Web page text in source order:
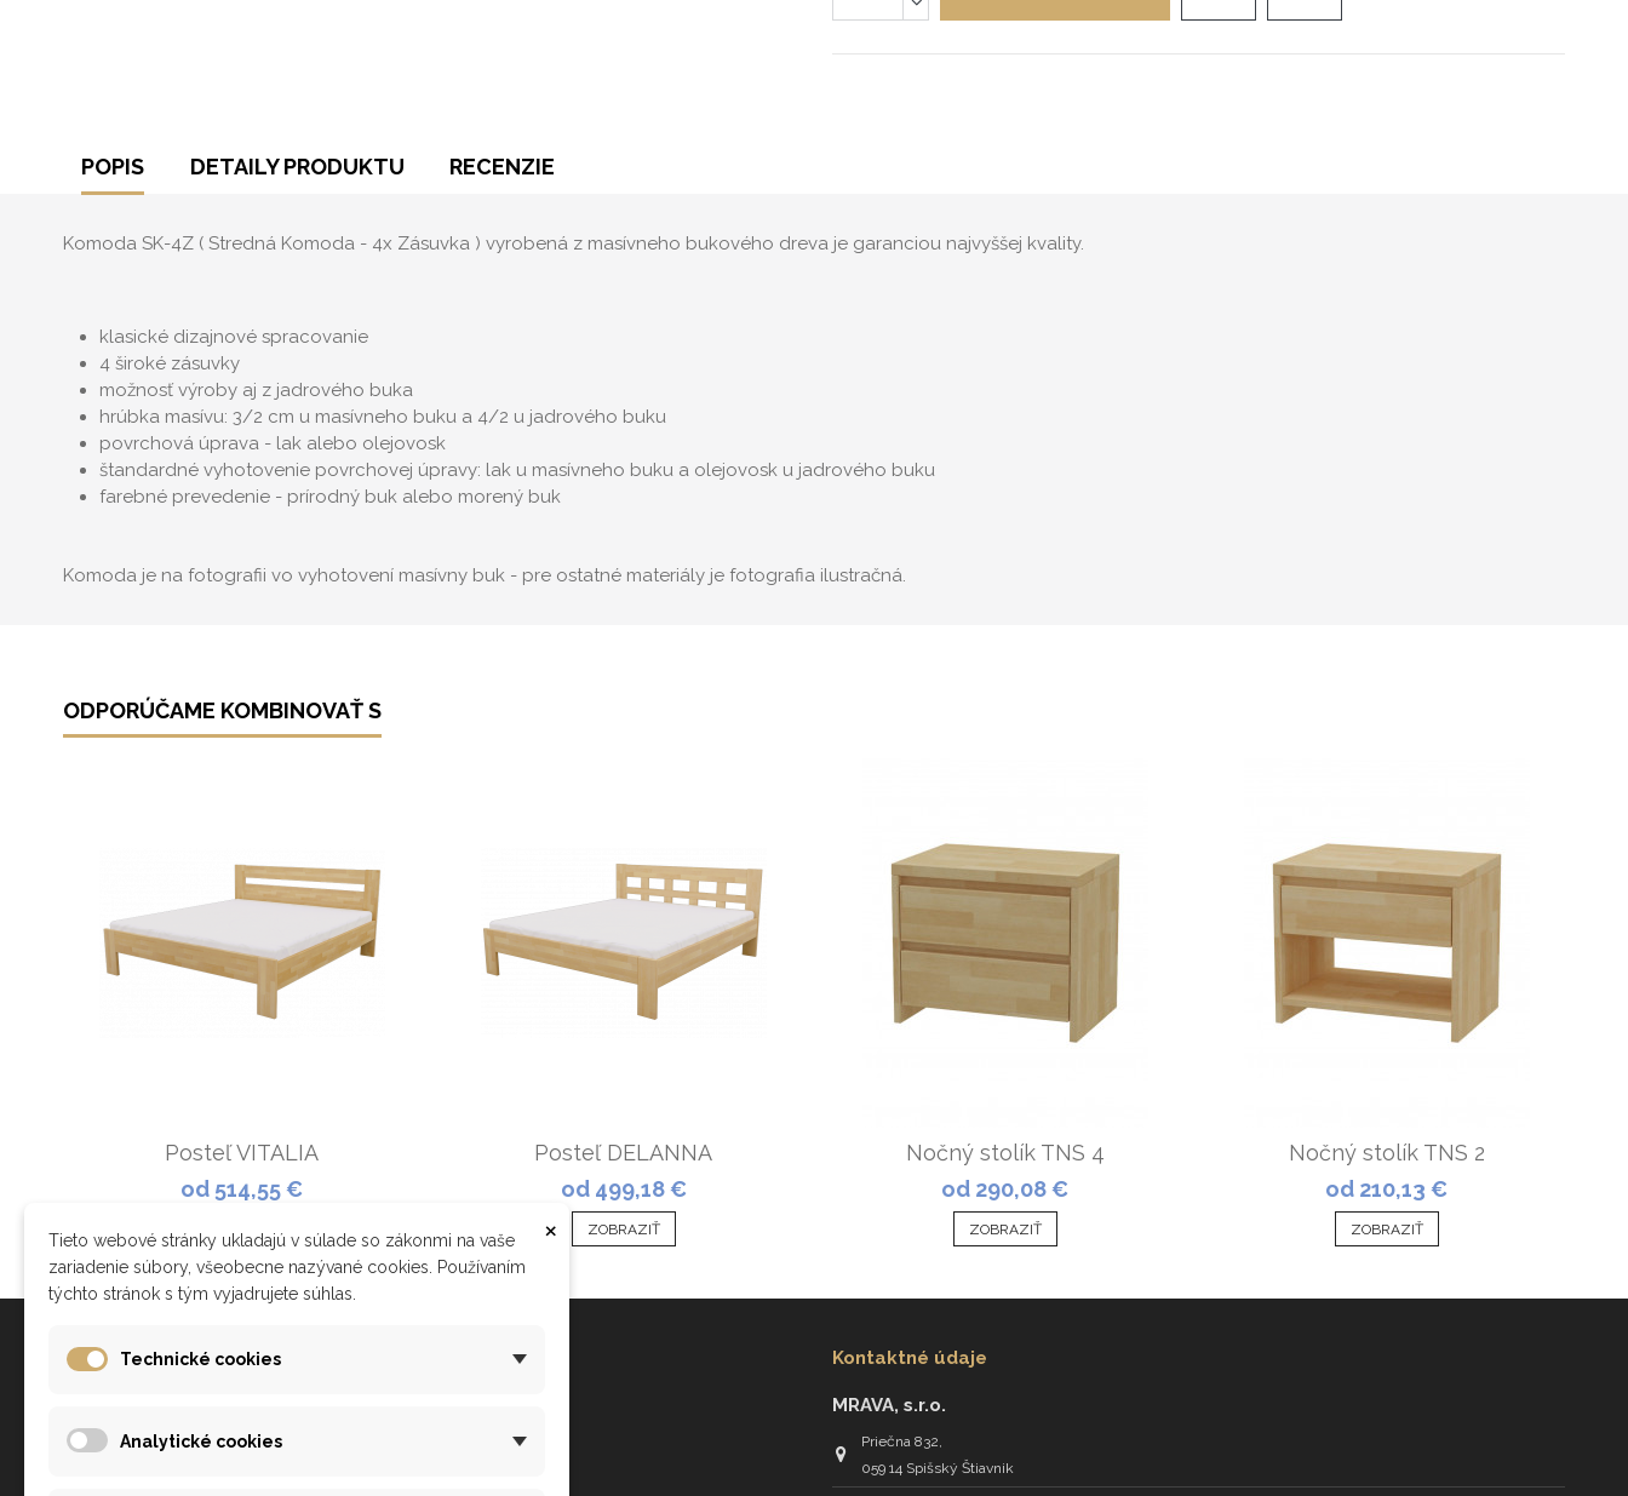
POPIS DETAILY PRODUKTU RECENZIE
Komoda SK-4Z ( Stredná Komoda - 4x Zásuvka ) vyrobená z masívneho bukového dreva je garanciou najvyššej kvality.
klasické dizajnové spracovanie
4 široké zásuvky
možnosť výroby aj z jadrového buka
hrúbka masívu: 3/2 cm u masívneho buku a 4/2 u jadrového buku
povrchová úprava - lak alebo olejovosk
štandardné vyhotovenie povrchovej úpravy: lak u masívneho buku a olejovosk u jadrového buku
farebné prevedenie - prírodný buk alebo morený buk
Komoda je na fotografii vo vyhotovení masívny buk - pre ostatné materiály je fotografia ilustračná.
ODPORÚČAME KOMBINOVAŤ S
Posteľ VITALIA
od 514,55 €
ZOBRAZIŤ
Posteľ DELANNA
od 499,18 €
ZOBRAZIŤ
Nočný stolík TNS 4
od 290,08 €
ZOBRAZIŤ
Nočný stolík TNS 2
od 210,13 €
ZOBRAZIŤ
Všetko o nákupe
Obchodné podmienky
Kontaktné údaje
MRAVA, s.r.o.
Priečna 832,
059 14 Spišský Štiavnik
×
Tieto webové stránky ukladajú v súlade so zákonmi na vaše
zariadenie súbory, všeobecne nazývané cookies. Používaním
týchto stránok s tým vyjadrujete súhlas.
Technické cookies
Analytické cookies